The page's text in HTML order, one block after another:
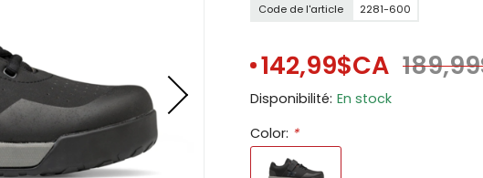
Code de l'article 2281-600
142,99$CA
Disponibilité: En stock
Color: *